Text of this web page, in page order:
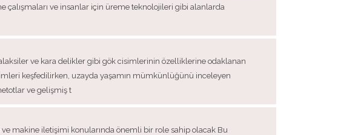
çalışmaları ve insanlar için üreme teknolojileri gibi alanlarda
ve kara delikler gibi gök cisimlerinin özelliklerine odaklanan
keşfedilirken, uzayda yaşamın mümkünlüğünü inceleyen
ve gelişmiş t
makine iletişimi konularında önemli bir role sahip olacak Bu